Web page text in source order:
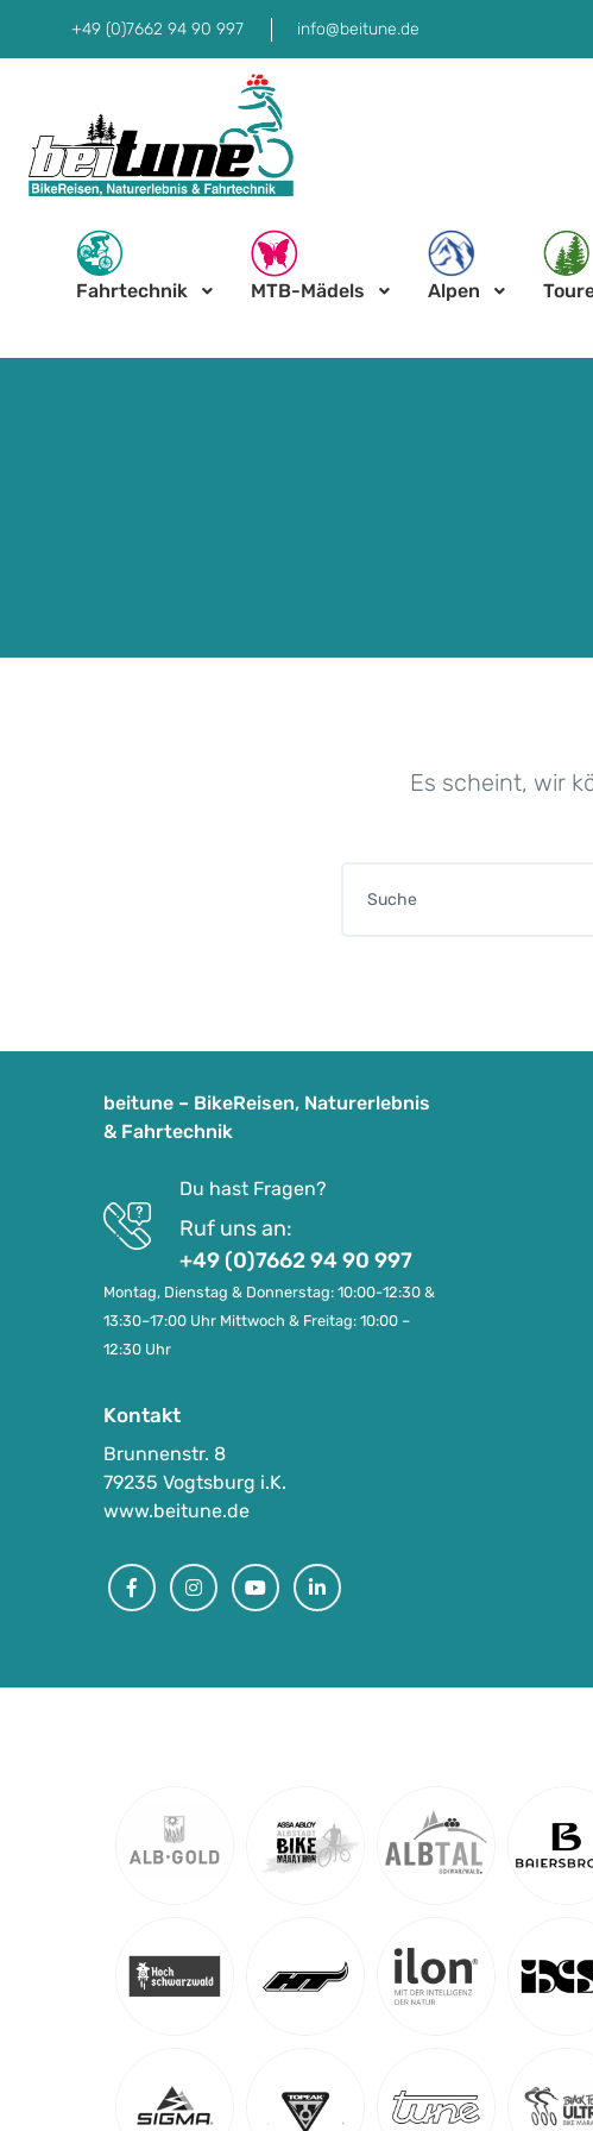
+49 (0)7662 94 90 997 info@beitune.de
Fahrtechnik MTB-Mädels Alpen
Es scheint, wir
beitune – BikeReisen, Naturerlebnis
& Fahrtechnik
Du hast Fragen?
Ruf uns an:
+49 (0)7662 94 90 997
Montag, Dienstag & Donnerstag: 10:00-12:30 &
13:30–17:00 Uhr Mittwoch & Freitag: 10:00 –
12:30 Uhr
Kontakt
Brunnenstr. 8
79235 Vogtsburg i.K.
www.beitune.de
FacebookInstagramYoutubeLinkedin